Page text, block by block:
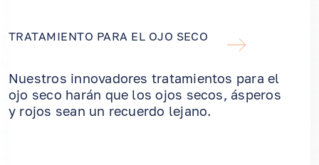
TRATAMIENTO PARA EL OJO SECO
Nuestros innovadores tratamientos para el
ojo seco harán que los ojos secos, ásperos
y rojos sean un recuerdo lejano.